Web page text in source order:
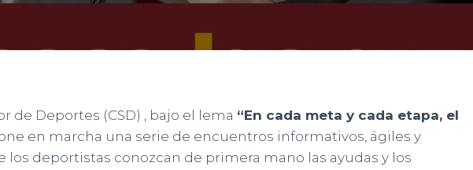
de Deportes (CSD) , bajo el lema “En cada meta y cada etapa, el
en marcha una serie de encuentros informativos, ágiles y
los deportistas conozcan de primera mano las ayudas y los